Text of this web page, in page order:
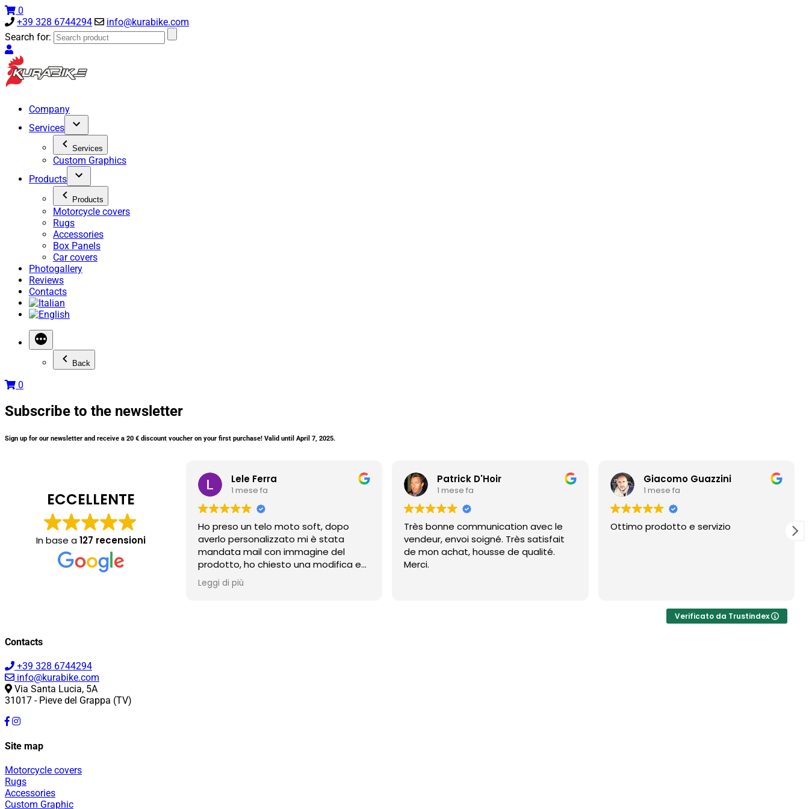
0
+39 328 6744294
info@kurabike.com
Search for:
Company
Services
Services
Custom Graphics
Products
Products
Motorcycle covers
Rugs
Accessories
Box Panels
Car covers
Photogallery
Reviews
Contacts
Back
0
Subscribe to the newsletter
Sign up for our newsletter and receive a 20 € discount voucher on your first purchase! Valid until April 7, 2025.
ECCELLENTE
In base a127 recensioni
Lele Ferra
1 mese fa
Ho preso un telo moto soft, dopo
averlo personalizzato mi è stata
mandata mail con immagine del
prodotto, ho chiesto una modifica e
quasi in tempo reale mi è stata fatta,
dato ok. Arrivato ed è veramente
Leggi di più
Patrick D'Hoir
1 mese fa
Très bonne communication avec le
vendeur, envoi soigné. Très satisfait
de mon achat, housse de qualité.
Merci.
Giacomo Guazzini
1 mese fa
Ottimo prodotto e servizio
Verificato da Trustindex
Contacts
+39 328 6744294
info@kurabike.com
Via Santa Lucia, 5A
31017 - Pieve del Grappa (TV)
Site map
Motorcycle covers
Rugs
Accessories
Custom Graphic